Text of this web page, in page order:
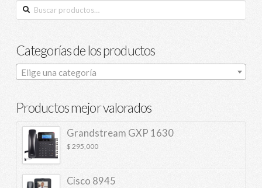
Buscar
por:
Categorías de los productos
Elige una categoría
Productos mejor valorados
Grandstream GXP 1630
$ 295,000
Cisco 8945